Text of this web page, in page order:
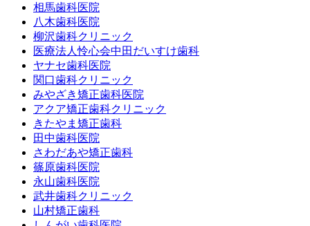
相馬歯科医院
八木歯科医院
柳沢歯科クリニック
医療法人怜心会中田だいすけ歯科
ヤナセ歯科医院
関口歯科クリニック
みやざき矯正歯科医院
アクア矯正歯科クリニック
きたやま矯正歯科
田中歯科医院
さわだあや矯正歯科
篠原歯科医院
永山歯科医院
武井歯科クリニック
山村矯正歯科